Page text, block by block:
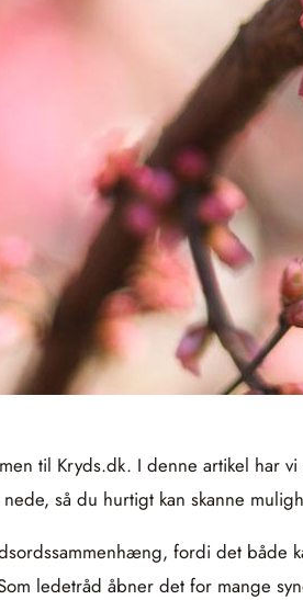
til Kryds.dk. I denne artikel har
så du hurtigt kan skanne
fordi det både
ledetråd åbner det for mange